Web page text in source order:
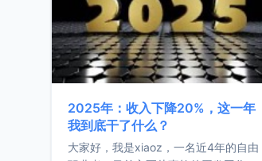
2025年：收入下降20%，这一年
我到底干了什么？
大家好，我是xiaoz，一名近4年的自由